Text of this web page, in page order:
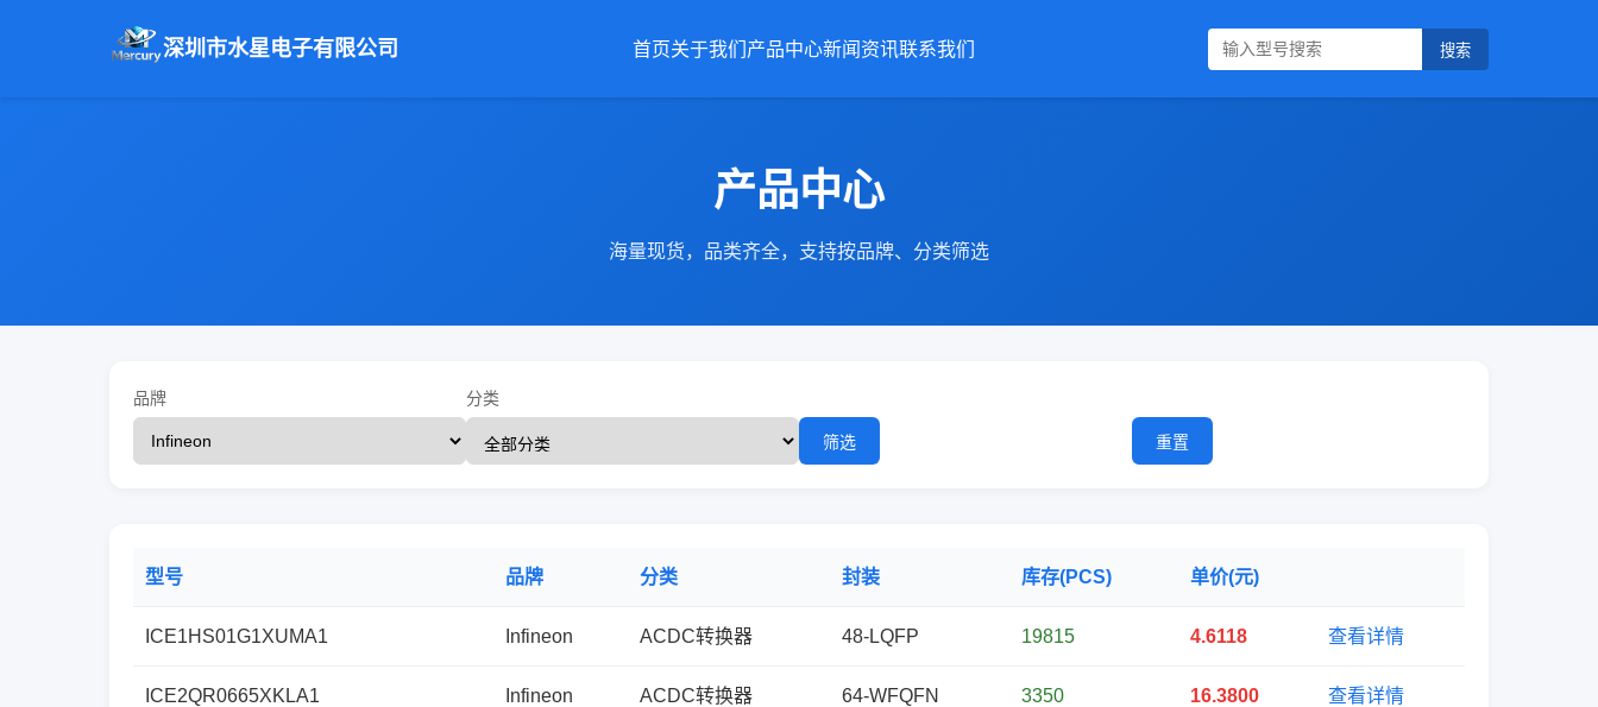
深圳市水星电子有限公司 首页关于我们 产品中心新闻资讯联系我们 搜索
产品中心
海量现货，品类齐全，支持按品牌、分类筛选
品牌 分类
筛选 重置
型号 品牌 分类 封装 库存(PCS) 单价(元)
ICE1HS01G1XUMA1 Infineon ACDC转换器 48-LQFP 19815 4.6118 查看详情
ICE2QR0665XKLA1 Infineon ACDC转换器 64-WFQFN 3350 16.3800 查看详情